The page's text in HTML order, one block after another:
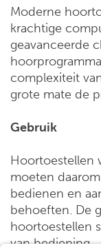
Moderne
krachtige
geavanceerde
complexiteit
grote mate de
Gebruik
Hoortoestellen
moeten
bedienen en
behoeften. De
hoortoestellen
van bediening.